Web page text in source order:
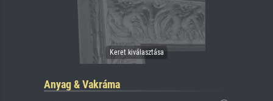
Anyag & Vakráma